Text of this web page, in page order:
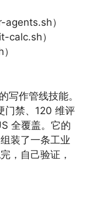
）
calc.sh）
写作管线技能。
门禁、120 维评
全覆盖。它的
装了一条工业
，自己验证，